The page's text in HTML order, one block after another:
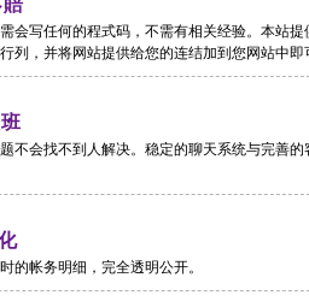
賠
会写任何的程式码，不需有相关经验。本站
列，并将网站提供给您的连结加到您网站中即
不会找不到人解决。稳定的聊天系统与完善
的帐务明细，完全透明公开。